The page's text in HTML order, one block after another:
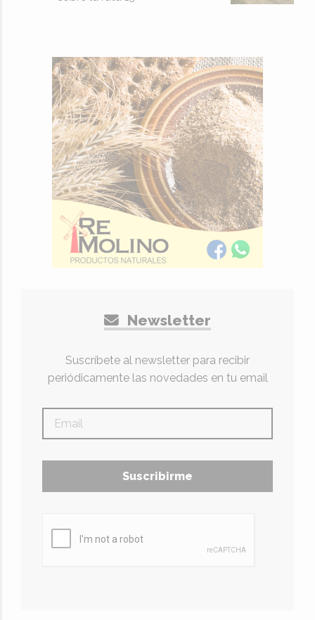
Newsletter
Suscríbete al newsletter para recibir
periódicamente las novedades en tu email
Suscribirme